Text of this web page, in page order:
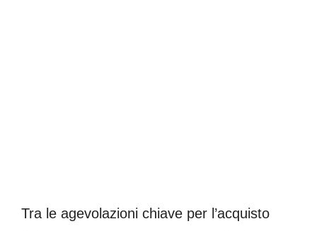
Tra le agevolazioni chiave per l’acquisto